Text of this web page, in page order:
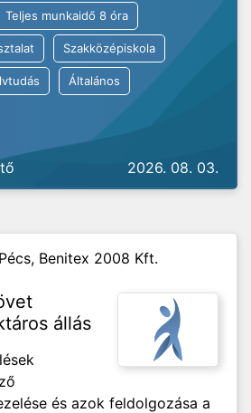
Teljes munkaidő 8 óra
Szakközépiskola
Általános
2026. 08. 03.
Pécs, Benitex 2008 Kft.
állás
és azok feldolgozása a